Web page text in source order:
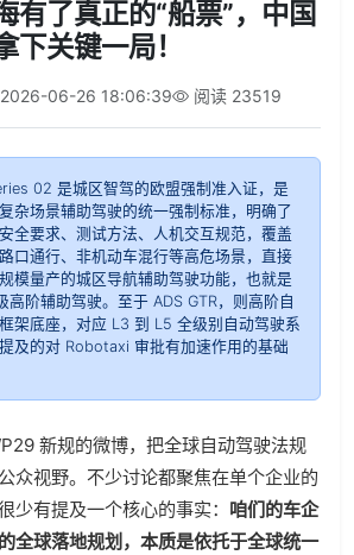
有了真正的“船票”，中国
下关键一局！
2026-06-26 18:06:39 阅读 23519
02 是城区智驾的欧盟强制准入证，是
杂场景辅助驾驶的统一强制标准，明确了
全要求、测试方法、人机交互规范，覆盖
口通行、非机动车混行等高危场景，直接
模量产的城区导航辅助驾驶功能，也就是
高阶辅助驾驶。至于 ADS GTR，则高阶自
架底座，对应 L3 到 L5 全级别自动驾驶系
及的对 Robotaxi 审批有加速作用的基础
新规的微博，把全球自动驾驶法规
众视野。不少讨论都聚焦在单个企业的
少有提及一个核心的事实： 咱们的车企
全球落地规划，本质是依托于全球统一